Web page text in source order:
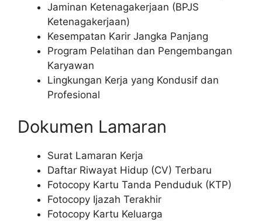
Jaminan Ketenagakerjaan (BPJS
Ketenagakerjaan)
Kesempatan Karir Jangka Panjang
Program Pelatihan dan Pengembangan
Karyawan
Lingkungan Kerja yang Kondusif dan
Profesional
Dokumen Lamaran
Surat Lamaran Kerja
Daftar Riwayat Hidup (CV) Terbaru
Fotocopy Kartu Tanda Penduduk (KTP)
Fotocopy Ijazah Terakhir
Fotocopy Kartu Keluarga